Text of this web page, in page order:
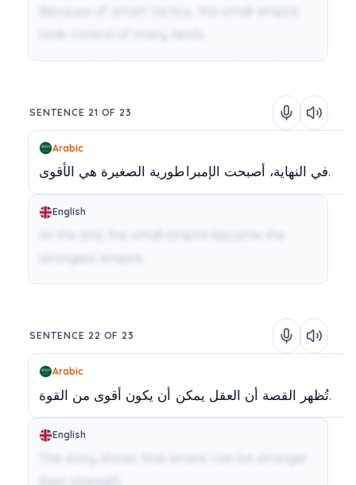
SENTENCE 21 OF 23
Arabic
في النهاية، أصبحت الإمبراطورية الصغيرة هي الأقوى.
English
strongest empire.
SENTENCE 22 OF 23
Arabic
تُظهر القصة أن العقل يمكن أن يكون أقوى من القوة.
English
The story shows that brains can be stronger